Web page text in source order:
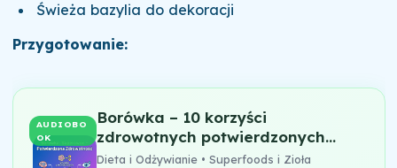
Świeża bazylia do dekoracji
Przygotowanie:
AUDIOBO
OK
Borówka – 10 korzyści
zdrowotnych potwierdzonych
przez naukę
Dieta i Odżywianie • Superfoods i Zioła